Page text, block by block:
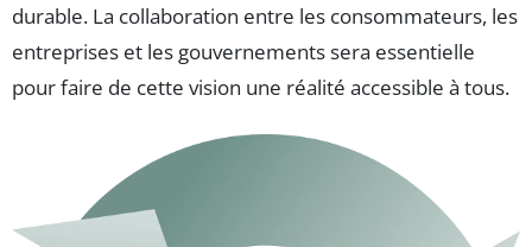
durable. La collaboration entre les consommateurs, les
entreprises et les gouvernements sera essentielle
pour faire de cette vision une réalité accessible à tous.